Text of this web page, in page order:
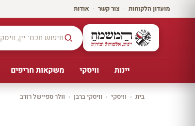
מועדון הלקוחות · צור קשר · אודות
יינות וויסקי משקאות חריפים
בית › וויסקי › וויסקי ברבן › וולר ספיישל רזרב